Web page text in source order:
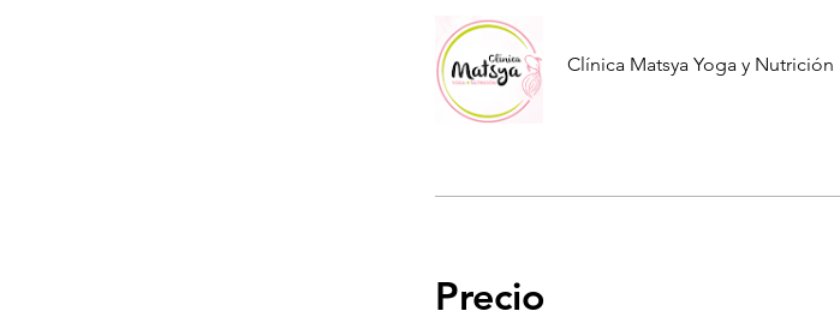
Clínica Matsya Yoga y Nutrición
Precio